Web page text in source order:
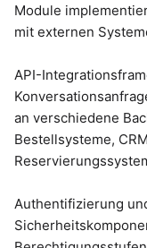
Module
mit externen
API-
an verschiedene
Bestellsysteme,
Authentifizierung